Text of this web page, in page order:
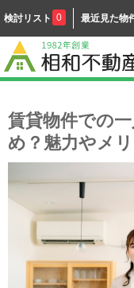
検討リスト 0 最近見た物
賃貸物件での
め？魅力やメ